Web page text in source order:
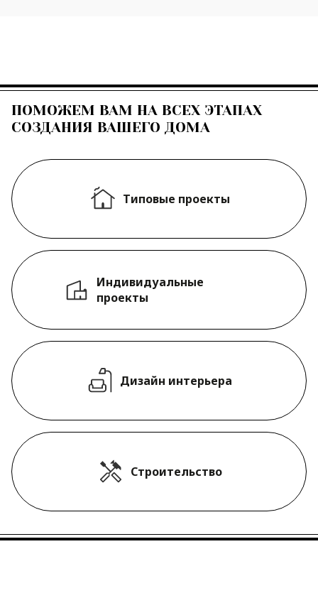
ПОМОЖЕМ ВАМ НА ВСЕХ ЭТАПАХ
СОЗДАНИЯ ВАШЕГО ДОМА
Типовые проекты
Индивидуальные
проекты
Дизайн интерьера
Строительство